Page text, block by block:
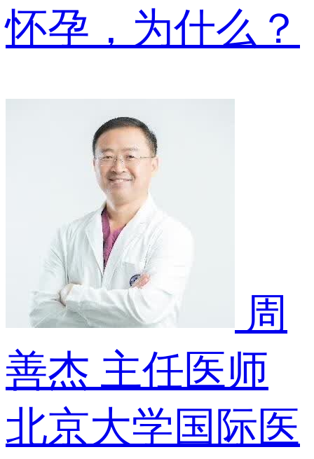
怀孕，为什么？
周
善杰 主任医师
北京大学国际医